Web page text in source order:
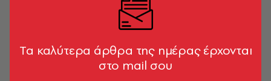
ΕΛΛΑΔΑ
δρομολόγια σήμερα Σάββατο 1
Μαΐου
Tα καλύτερα άρθρα της ημέρας έρχονται
στο mail σου